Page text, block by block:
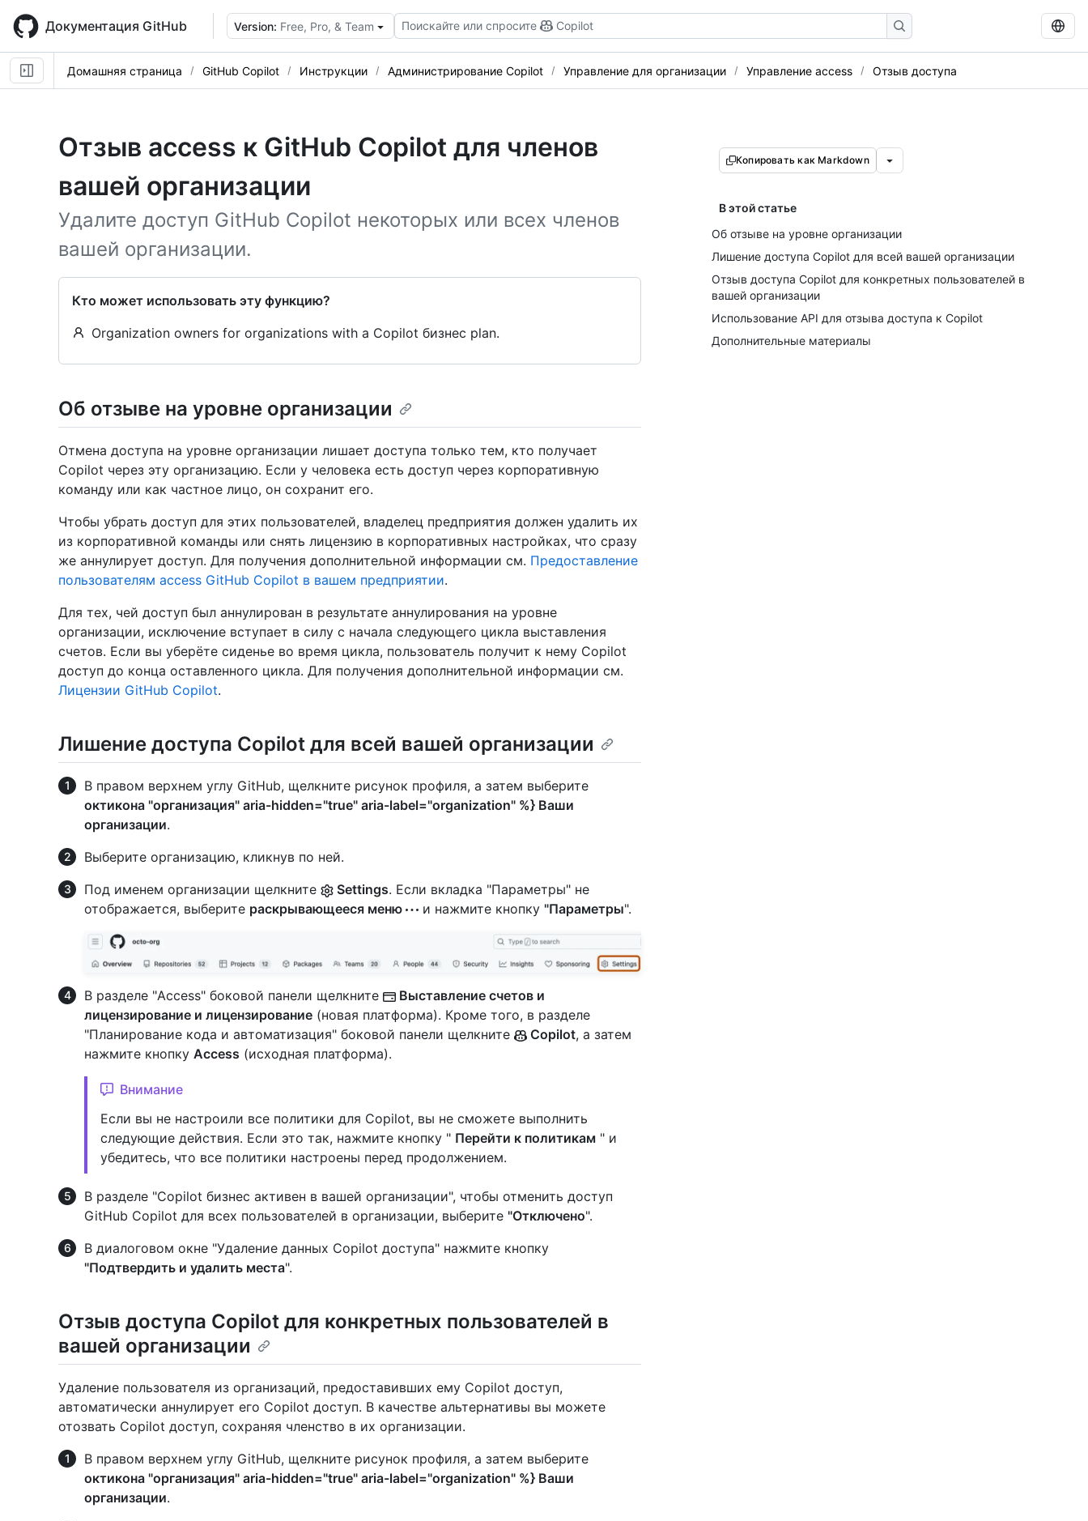
main
content
Документация GitHub Version: Free, Pro, & Team Поискайте или спросите Copilot
Домашняя страница GitHub Copilot Инструкции Администрирование Copilot Управление для организации Управление access Отзыв доступа
Отзыв access к GitHub Copilot для членов
вашей организации
Удалите доступ GitHub Copilot некоторых или всех членов
вашей организации.
Кто может использовать эту функцию?
Organization owners for organizations with a Copilot бизнес plan.
Копировать как Markdown
В этой статье
Об отзыве на уровне организации
Лишение доступа Copilot для всей вашей организации
Отзыв доступа Copilot для конкретных пользователей в
вашей организации
Использование API для отзыва доступа к Copilot
Дополнительные материалы
Об отзыве на уровне организации
Отмена доступа на уровне организации лишает доступа только тем, кто получает
Copilot через эту организацию. Если у человека есть доступ через корпоративную
команду или как частное лицо, он сохранит его.
Чтобы убрать доступ для этих пользователей, владелец предприятия должен удалить их
из корпоративной команды или снять лицензию в корпоративных настройках, что сразу
же аннулирует доступ. Для получения дополнительной информации см. Предоставление
пользователям access GitHub Copilot в вашем предприятии.
Для тех, чей доступ был аннулирован в результате аннулирования на уровне
организации, исключение вступает в силу с начала следующего цикла выставления
счетов. Если вы уберёте сиденье во время цикла, пользователь получит к нему Copilot
доступ до конца оставленного цикла. Для получения дополнительной информации см.
Лицензии GitHub Copilot.
Лишение доступа Copilot для всей вашей организации
В правом верхнем углу GitHub, щелкните рисунок профиля, а затем выберите
октикона "организация" aria-hidden="true" aria-label="organization" %} Ваши
организации.
Выберите организацию, кликнув по ней.
Под именем организации щелкните
Settings. Если вкладка "Параметры" не
отображается, выберите раскрывающееся меню и нажмите кнопку "Параметры".
В разделе "Access" боковой панели щелкните
Выставление счетов и
лицензирование и лицензирование (новая платформа). Кроме того, в разделе
"Планирование кода и автоматизация" боковой панели щелкните
Copilot, а затем
нажмите кнопку Access (исходная платформа).
Внимание
Если вы не настроили все политики для Copilot, вы не сможете выполнить
следующие действия. Если это так, нажмите кнопку " Перейти к политикам " и
убедитесь, что все политики настроены перед продолжением.
В разделе "Copilot бизнес активен в вашей организации", чтобы отменить доступ
GitHub Copilot для всех пользователей в организации, выберите "Отключено".
В диалоговом окне "Удаление данных Copilot доступа" нажмите кнопку
"Подтвердить и удалить места".
Отзыв доступа Copilot для конкретных пользователей в
вашей организации
Удаление пользователя из организаций, предоставивших ему Copilot доступ,
автоматически аннулирует его Copilot доступ. В качестве альтернативы вы можете
отозвать Copilot доступ, сохраняя членство в их организации.
В правом верхнем углу GitHub, щелкните рисунок профиля, а затем выберите
октикона "организация" aria-hidden="true" aria-label="organization" %} Ваши
организации.